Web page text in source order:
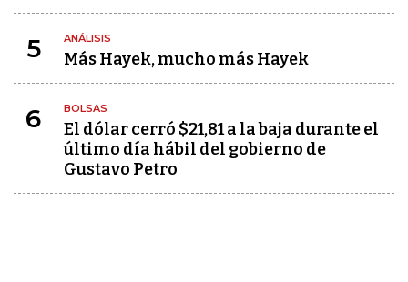
5 ANÁLISIS
Más Hayek, mucho más Hayek
6 BOLSAS
El dólar cerró $21,81 a la baja durante el
último día hábil del gobierno de
Gustavo Petro